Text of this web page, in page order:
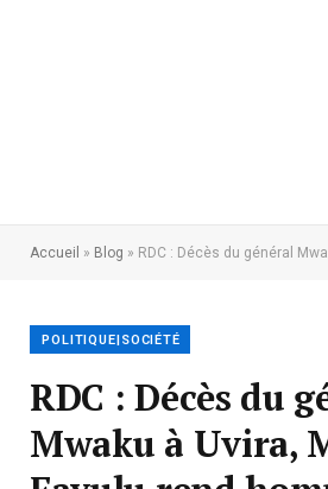
Accueil » Blog » RDC : Décès du général Mwaku à Uvira,
POLITIQUE|SOCIÉTÉ
RDC : Décès du
Mwaku à Uvira,